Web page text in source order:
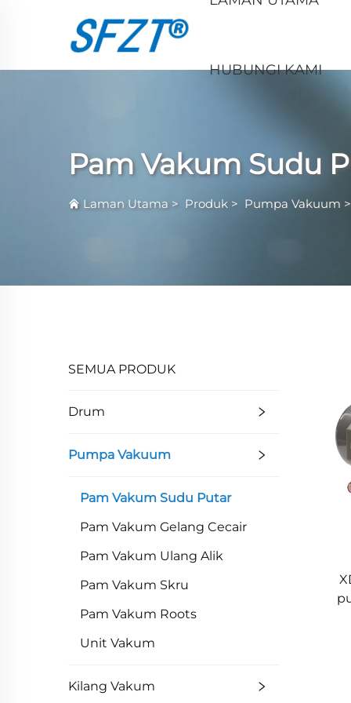
HUBUNGI KAMI
Pam Vakum Sudu
Laman Utama > Produk > Pumpa Vakuum
SEMUA PRODUK
Drum
Pumpa Vakuum
Pam Vakum Sudu Putar
Pam Vakum Gelang Cecair
Pam Vakum Ulang Alik
Pam Vakum Skru
Pam Vakum Roots
Unit Vakum
Kilang Vakum